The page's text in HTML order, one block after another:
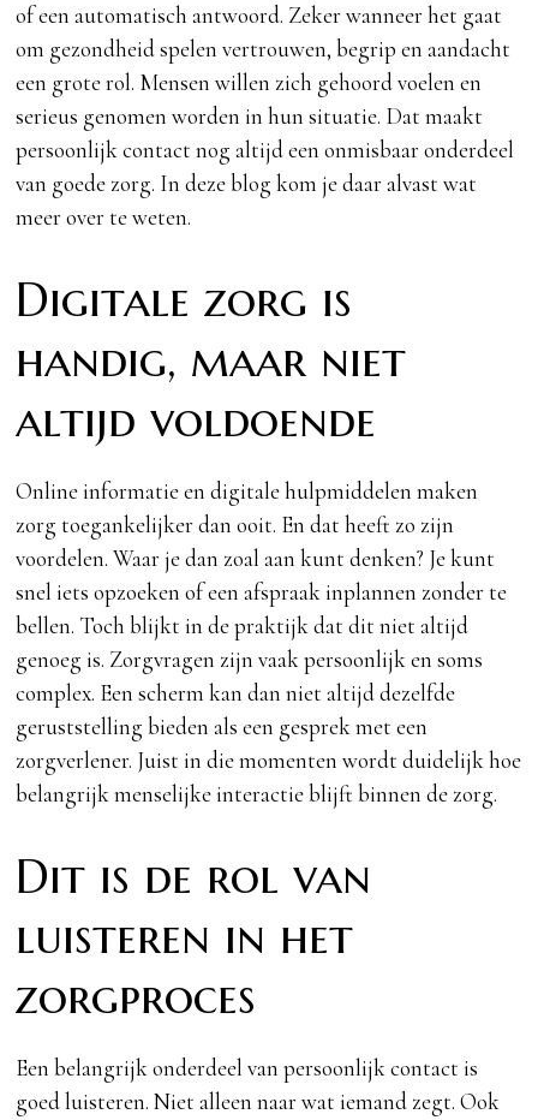
of een automatisch antwoord. Zeker wanneer het gaat
om gezondheid spelen vertrouwen, begrip en aandacht
een grote rol. Mensen willen zich gehoord voelen en
serieus genomen worden in hun situatie. Dat maakt
persoonlijk contact nog altijd een onmisbaar onderdeel
van goede zorg. In deze blog kom je daar alvast wat
meer over te weten.
Digitale zorg is
handig, maar niet
altijd voldoende
Online informatie en digitale hulpmiddelen maken
zorg toegankelijker dan ooit. En dat heeft zo zijn
voordelen. Waar je dan zoal aan kunt denken? Je kunt
snel iets opzoeken of een afspraak inplannen zonder te
bellen. Toch blijkt in de praktijk dat dit niet altijd
genoeg is. Zorgvragen zijn vaak persoonlijk en soms
complex. Een scherm kan dan niet altijd dezelfde
geruststelling bieden als een gesprek met een
zorgverlener. Juist in die momenten wordt duidelijk hoe
belangrijk menselijke interactie blijft binnen de zorg.
Dit is de rol van
luisteren in het
zorgproces
Een belangrijk onderdeel van persoonlijk contact is
goed luisteren. Niet alleen naar wat iemand zegt. Ook